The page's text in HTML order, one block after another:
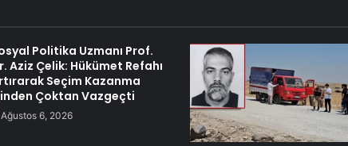
Politika Uzmanı Prof.
Aziz Çelik: Hükümet Refahı
Seçim Kazanma
Çoktan Vazgeçti
Ağustos 6, 2026